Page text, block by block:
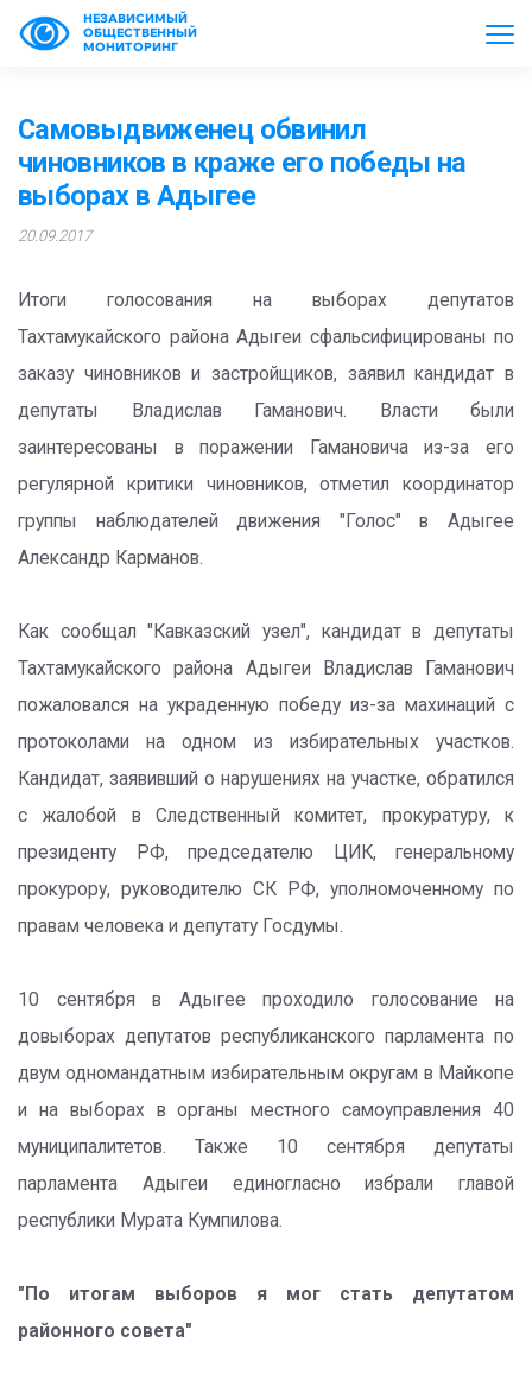
НЕЗАВИСИМЫЙ
ОБЩЕСТВЕННЫЙ
МОНИТОРИНГ
Самовыдвиженец обвинил
чиновников в краже его победы на
выборах в Адыгее
20.09.2017
Итоги голосования на выборах депутатов
Тахтамукайского района Адыгеи сфальсифицированы по
заказу чиновников и застройщиков, заявил кандидат в
депутаты Владислав Гаманович. Власти были
заинтересованы в поражении Гамановича из-за его
регулярной критики чиновников, отметил координатор
группы наблюдателей движения "Голос" в Адыгее
Александр Карманов.
Как сообщал "Кавказский узел", кандидат в депутаты
Тахтамукайского района Адыгеи Владислав Гаманович
пожаловался на украденную победу из-за махинаций с
протоколами на одном из избирательных участков.
Кандидат, заявивший о нарушениях на участке, обратился
с жалобой в Следственный комитет, прокуратуру, к
президенту РФ, председателю ЦИК, генеральному
прокурору, руководителю СК РФ, уполномоченному по
правам человека и депутату Госдумы.
10 сентября в Адыгее проходило голосование на
довыборах депутатов республиканского парламента по
двум одномандатным избирательным округам в Майкопе
и на выборах в органы местного самоуправления 40
муниципалитетов. Также 10 сентября депутаты
парламента Адыгеи единогласно избрали главой
республики Мурата Кумпилова.
"По итогам выборов я мог стать депутатом
районного совета"